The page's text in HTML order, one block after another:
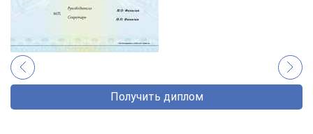
Получить диплом